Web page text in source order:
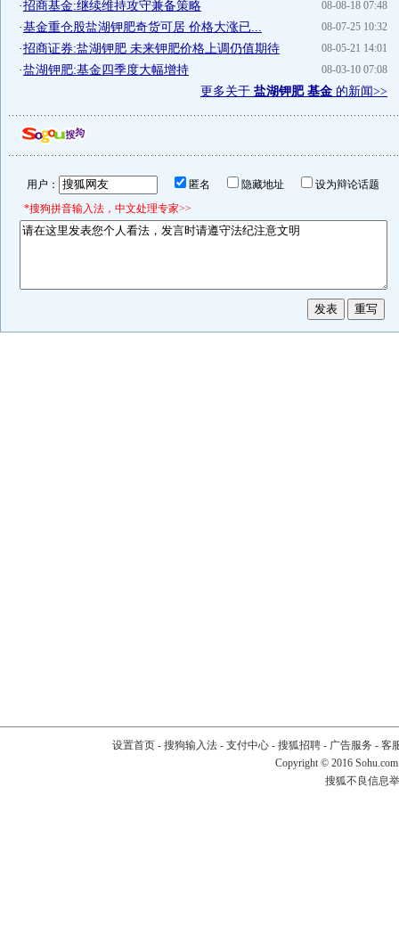
08-08-18 07:48
·招商基金:继续维持攻守兼备策略
08-07-25 10:32
·基金重仓股盐湖钾肥奇货可居 价格大涨已...
08-05-21 14:01
·招商证券:盐湖钾肥 未来钾肥价格上调仍值期待
08-03-10 07:08
·盐湖钾肥:基金四季度大幅增持
更多关于 盐湖钾肥 基金 的新闻>>
用户： 匿名 隐藏地址
设为辩论话题
*搜狗拼音输入法，中文处理专家>>
设置首页- 搜狗输入法- 支付中心- 搜狐招聘- 广告服务 - 客
Copyright © 2016
搜狐不良信息